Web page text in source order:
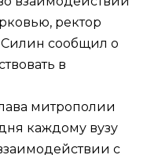
ректор
сообщил о
в
митрополии
каждому вузу
с